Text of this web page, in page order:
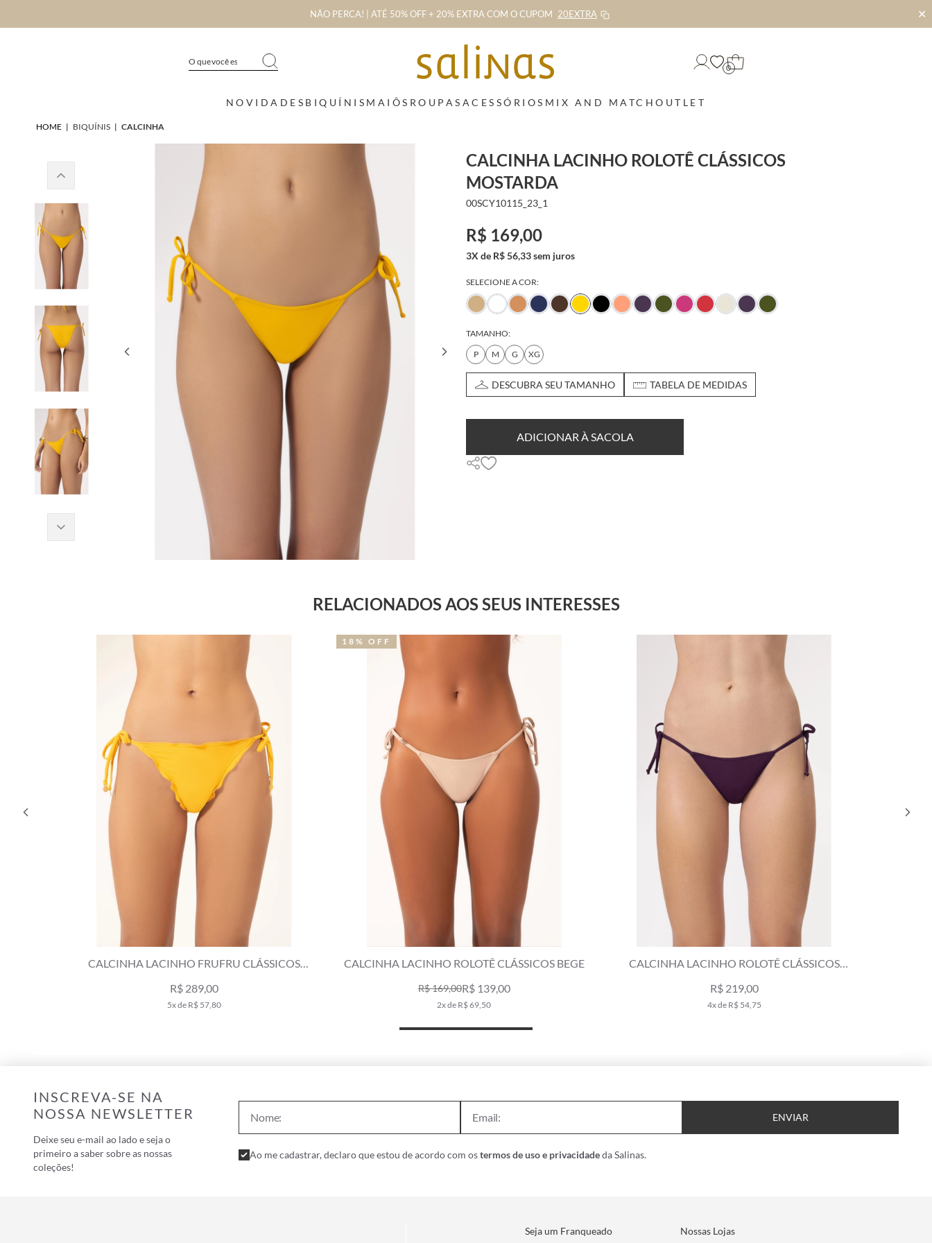
NÃO PERCA! | ATÉ 50% OFF + 20% EXTRA COM O CUPOM 20EXTRA ✕
0
NOVIDADES BIQUÍNIS MAIÔS ROUPAS ACESSÓRIOS MIX AND MATCHOUTLET
HOME | BIQUÍNIS | CALCINHA
CALCINHA LACINHO ROLOTÊ CLÁSSICOS
MOSTARDA
00SCY10115_23_1
R$ 169,00
3X de R$ 56,33 sem juros
SELECIONE A COR:
TAMANHO:
P
M G XG
DESCUBRA SEU TAMANHO TABELA DE MEDIDAS
ADICIONAR À SACOLA
RELACIONADOS AOS SEUS INTERESSES
CALCINHA LACINHO FRUFRU CLÁSSICOS
R$ 289,00
5x de R$ 57,80
CALCINHA LACINHO ROLOTÊ CLÁSSICOS BEGE
R$ 169,00R$ 139,00
2x de R$ 69,50
18% OFF
CALCINHA LACINHO ROLOTÊ CLÁSSICOS
R$ 219,00
4x de R$ 54,75
INSCREVA-SE NA
NOSSA NEWSLETTER
Deixe seu e-mail ao lado e seja o
primeiro a saber sobre as nossas
coleções!
ENVIAR
Ao me cadastrar, declaro que estou de acordo com ostermos de uso e privacidadeda Salinas.
Seja um Franqueado Nossas Lojas